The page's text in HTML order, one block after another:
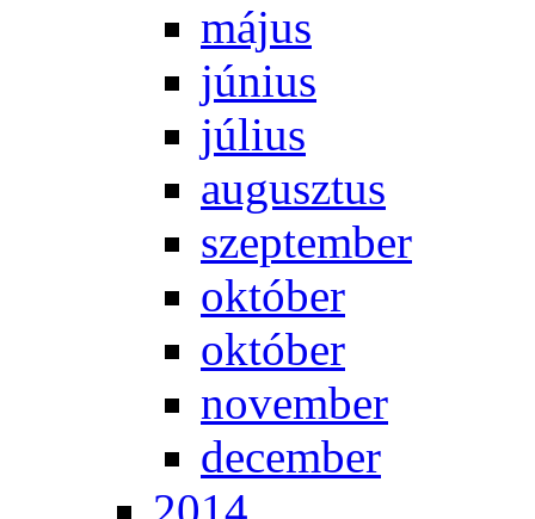
má­jus
jú­ni­us
jú­li­us
au­gusz­tus
szep­tem­ber
ok­tó­ber
ok­tó­ber
no­vem­ber
de­cem­ber